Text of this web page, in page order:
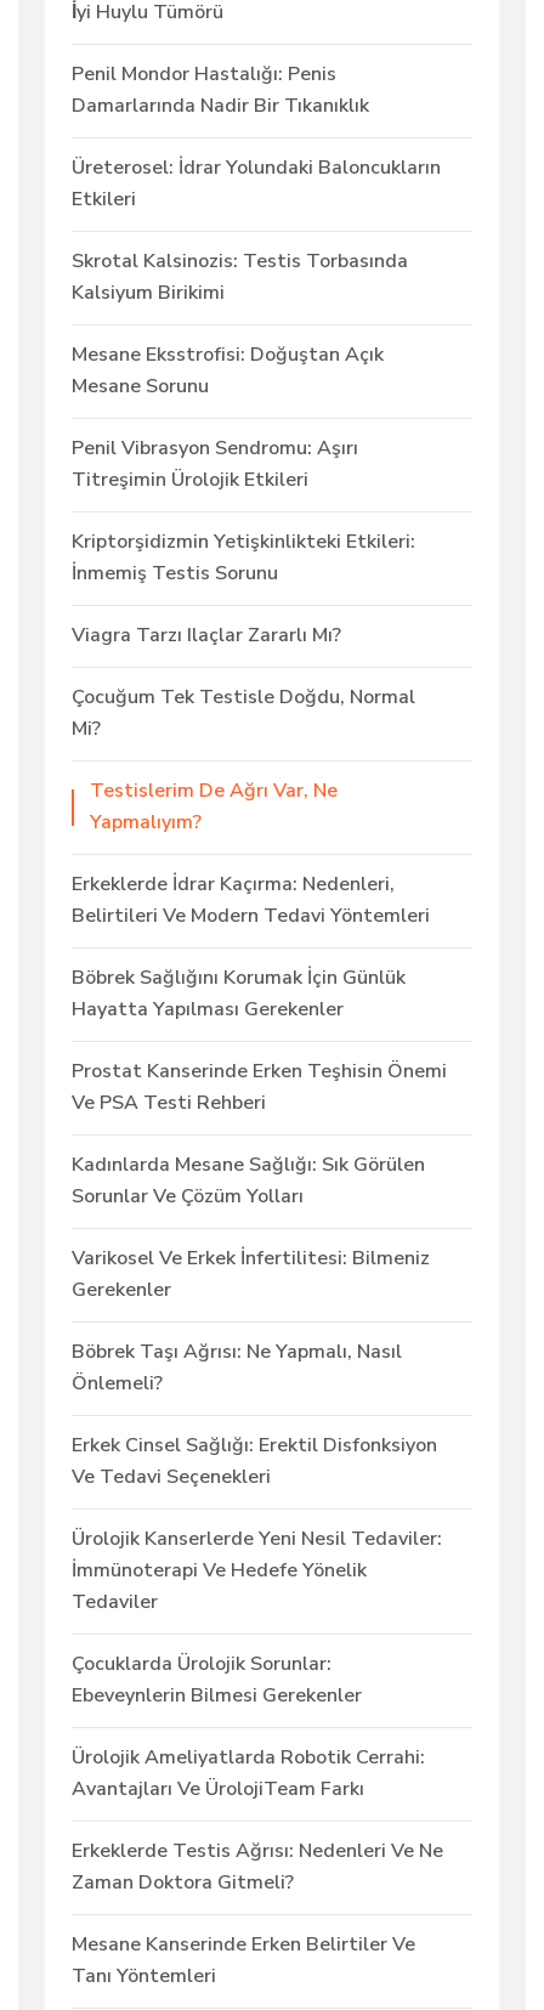
İyi Huylu Tümörü
Penil Mondor Hastalığı: Penis
Damarlarında Nadir Bir Tıkanıklık
Üreterosel: İdrar Yolundaki Baloncukların
Etkileri
Skrotal Kalsinozis: Testis Torbasında
Kalsiyum Birikimi
Mesane Eksstrofisi: Doğuştan Açık
Mesane Sorunu
Penil Vibrasyon Sendromu: Aşırı
Titreşimin Ürolojik Etkileri
Kriptorşidizmin Yetişkinlikteki Etkileri:
İnmemiş Testis Sorunu
Viagra Tarzı Ilaçlar Zararlı Mı?
Çocuğum Tek Testisle Doğdu, Normal
Mi?
Testislerim De Ağrı Var, Ne
Yapmalıyım?
Erkeklerde İdrar Kaçırma: Nedenleri,
Belirtileri Ve Modern Tedavi Yöntemleri
Böbrek Sağlığını Korumak İçin Günlük
Hayatta Yapılması Gerekenler
Prostat Kanserinde Erken Teşhisin Önemi
Ve PSA Testi Rehberi
Kadınlarda Mesane Sağlığı: Sık Görülen
Sorunlar Ve Çözüm Yolları
Varikosel Ve Erkek İnfertilitesi: Bilmeniz
Gerekenler
Böbrek Taşı Ağrısı: Ne Yapmalı, Nasıl
Önlemeli?
Erkek Cinsel Sağlığı: Erektil Disfonksiyon
Ve Tedavi Seçenekleri
Ürolojik Kanserlerde Yeni Nesil Tedaviler:
İmmünoterapi Ve Hedefe Yönelik
Tedaviler
Çocuklarda Ürolojik Sorunlar:
Ebeveynlerin Bilmesi Gerekenler
Ürolojik Ameliyatlarda Robotik Cerrahi:
Avantajları Ve ÜrolojiTeam Farkı
Erkeklerde Testis Ağrısı: Nedenleri Ve Ne
Zaman Doktora Gitmeli?
Mesane Kanserinde Erken Belirtiler Ve
Tanı Yöntemleri